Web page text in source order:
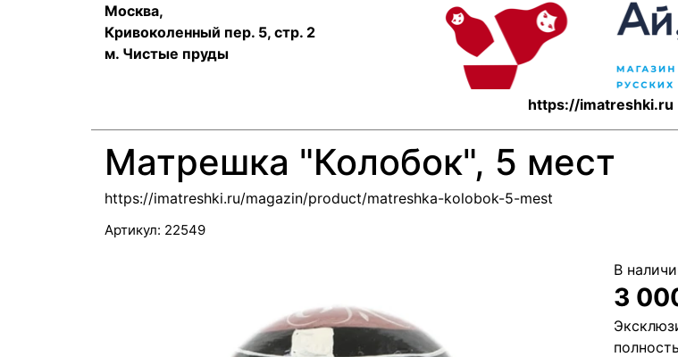
Москва,
Кривоколенный пер. 5, стр. 2
м. Чистые пруды
https://imatreshki.ru
Матрешка "Колобок", 5 мест
https://imatreshki.ru/magazin/product/matreshka-kolobok-5-mest
Артикул: 22549
В
3